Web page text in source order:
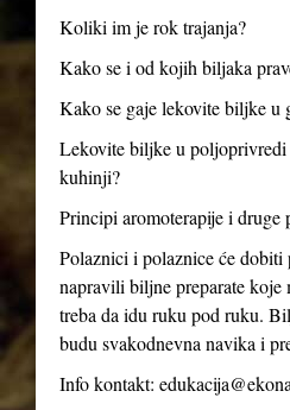
Koliki im je rok trajanja?
Kako se i od kojih biljaka
Kako se gaje lekovite biljke u
Lekovite biljke u
kuhinji?
Principi aromoterapije i druge
Polaznici i polaznice će
napravili biljne preparate koje
treba da idu ruku pod ruku.
budu svakodnevna navika i
Info kontakt: